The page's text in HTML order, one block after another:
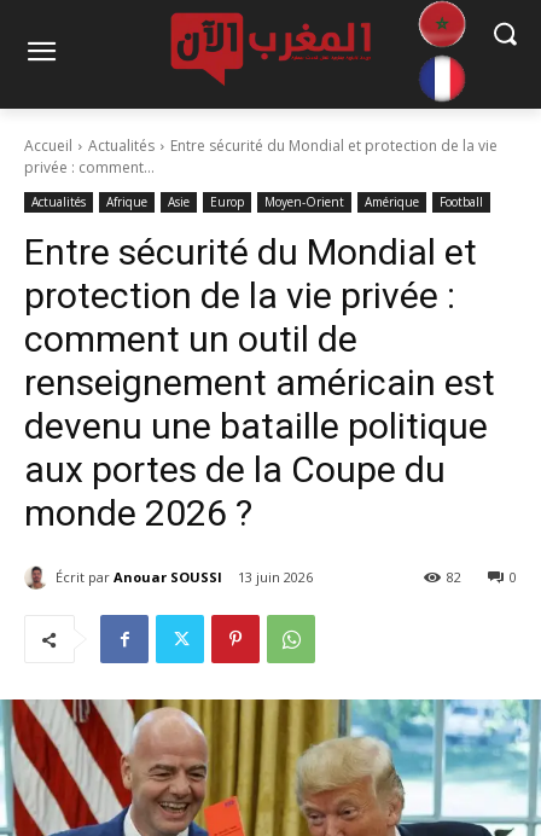
Accueil Actualités
Entre sécurité du Mondial et protection de la vie
privée : comment...
Actualités Afrique Asie Europ Moyen-Orient Amérique Football
Entre sécurité du Mondial et
protection de la vie privée :
comment un outil de
renseignement américain est
devenu une bataille politique
aux portes de la Coupe du
monde 2026 ?
Écrit par Anouar SOUSSI 13 juin 2026 0
82